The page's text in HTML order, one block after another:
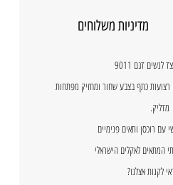
מדיניות משלוחים
רצועות כתף בצבע שחור ומחזיק מפתחות
מדליק.
עם רוכסן ותאים פנימיים
לקנות אצלנו?